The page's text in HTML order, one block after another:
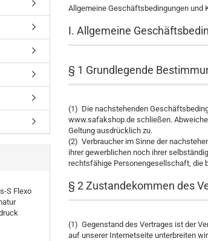
Allgemeine Geschäftsbedingungen und
I. Allgemeine
§ 1 Grundlegende
(1) Die nachstehenden
www.safakshop.de schließen.
Geltung ausdrücklich zu.
(2) Verbraucher im Sinne der
ihrer gewerblichen noch ihrer
rechtsfähige Personengesellschaft, die
§ 2 Zustandekommen des
(1) Gegenstand des Vertrages ist der
auf unserer Internetseite unterbreiten
S Flexo